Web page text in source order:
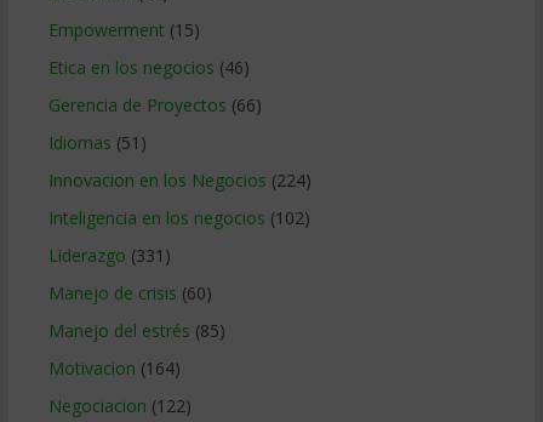
Empowerment (15)
Etica en los negocios (46)
Gerencia de Proyectos (66)
Idiomas (51)
Innovacion en los Negocios (224)
Inteligencia en los negocios (102)
Liderazgo (331)
Manejo de crisis (60)
Manejo del estrés (85)
Motivacion (164)
Negociacion (122)